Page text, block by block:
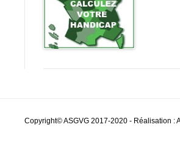
Copyright© ASGVG 2017-2020 - Réalisation :